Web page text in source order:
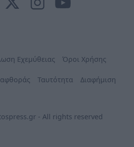
Εχεμύθειας Όροι Χρήσης
Ταυτότητα Διαφήμιση
- All rights reserved